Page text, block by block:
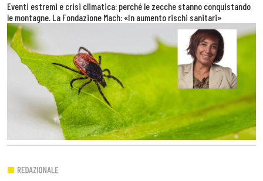
Eventi estremi e crisi climatica: perché le zecche stanno conquistando
le montagne. La Fondazione Mach: «In aumento rischi sanitari»